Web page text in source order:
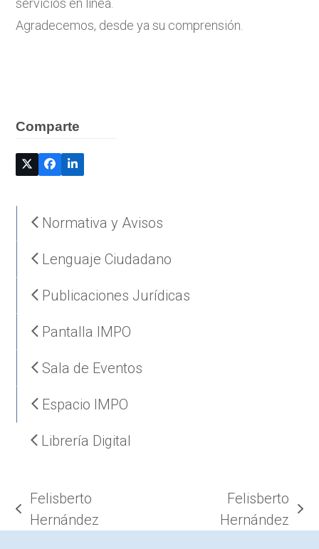
servicios en línea.
Agradecemos, desde ya su comprensión.
Comparte
Normativa y Avisos
Lenguaje Ciudadano
Publicaciones Jurídicas
Pantalla IMPO
Sala de Eventos
Espacio IMPO
Librería Digital
previous
Felisberto
Hernández
Felisberto
Hernández